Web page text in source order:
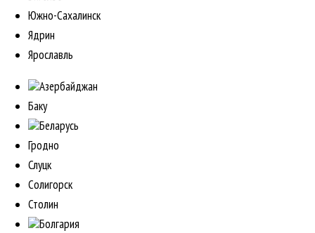
Южно-Сахалинск
Ядрин
Ярославль
Азербайджан
Баку
Беларусь
Гродно
Слуцк
Солигорск
Столин
Болгария